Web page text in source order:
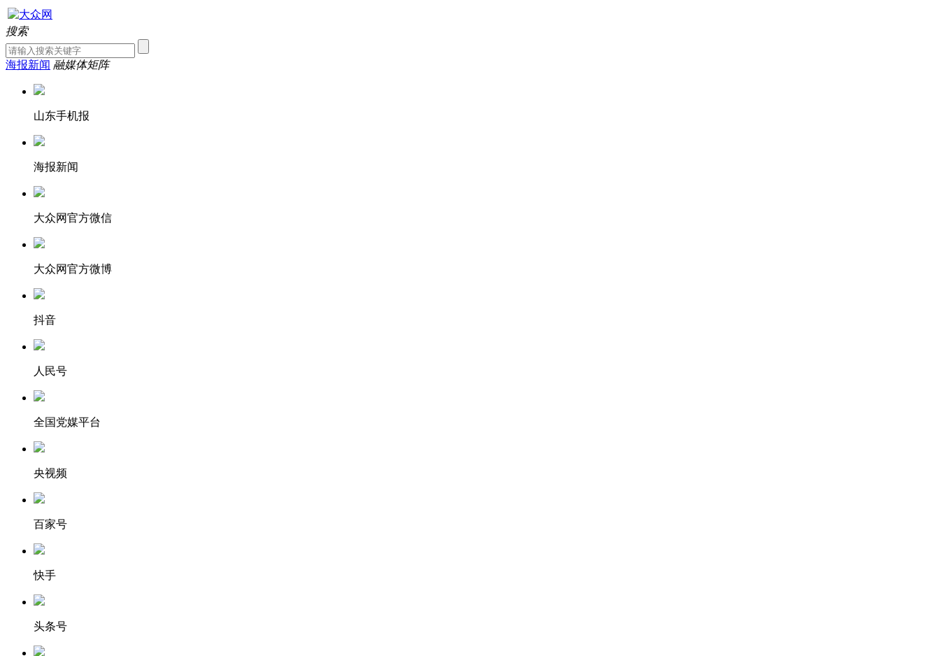
搜索
海报新闻 融媒体矩阵
山东手机报
海报新闻
大众网官方微信
大众网官方微博
抖音
人民号
全国党媒平台
央视频
百家号
快手
头条号